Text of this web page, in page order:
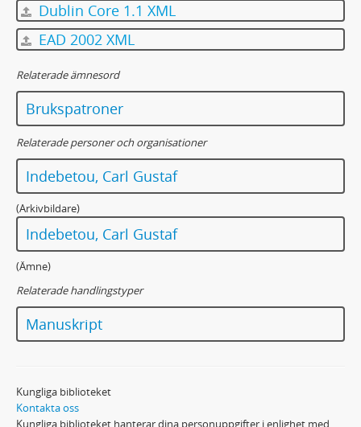
Dublin Core 1.1 XML
EAD 2002 XML
Relaterade ämnesord
Brukspatroner
Relaterade personer och organisationer
Indebetou, Carl Gustaf
(Arkivbildare)
Indebetou, Carl Gustaf
(Ämne)
Relaterade handlingstyper
Manuskript
Kungliga biblioteket
Kontakta oss